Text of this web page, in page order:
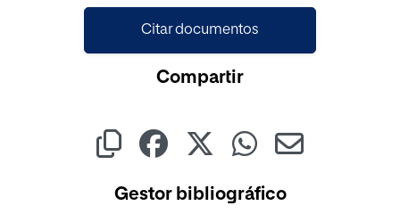
Citar documentos
Compartir
Gestor bibliográfico